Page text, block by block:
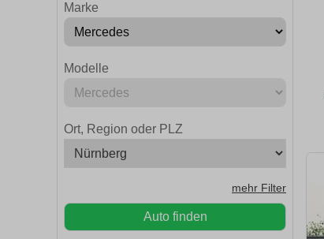
Marke
Modelle
Ort, Region oder PLZ
mehr Filter
Auto finden